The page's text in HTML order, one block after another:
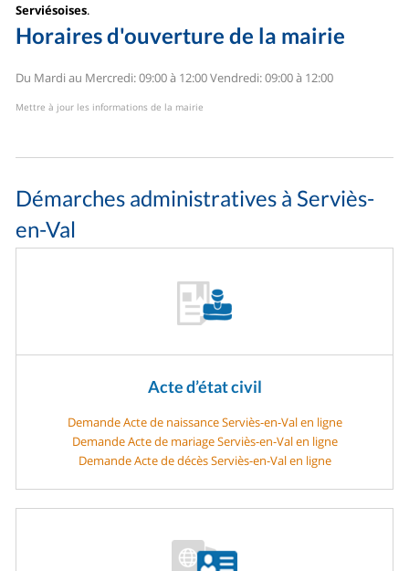
Serviésoises.
Horaires d'ouverture de la mairie
Du Mardi au Mercredi: 09:00 à 12:00Vendredi: 09:00 à 12:00
Mettre à jour les informations de la mairie
Démarches administratives à Serviès-
en-Val
Acte d’état civil
Demande Acte de naissance Serviès-en-Val en ligne
Demande Acte de mariage Serviès-en-Val en ligne
Demande Acte de décès Serviès-en-Val en ligne